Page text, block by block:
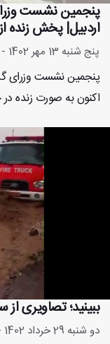
پنجمین نشست
اردبیل| پخش زنده
پنج شنبه 13 مهر 1402 - 11:6:36
پنجمین نشست وزرای
اکنون به صورت زنده
ببینید؛ تصاویری از
دو شنبه 29 خرداد 1402 - 8:58:1